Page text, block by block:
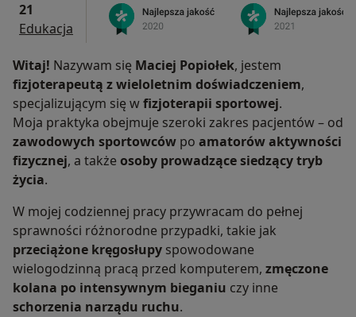
21
Edukacja
Witaj! Nazywam się Maciej Popiołek, jestem
fizjoterapeutą z wieloletnim doświadczeniem,
specjalizującym się wfizjoterapii sportowej.
Moja praktyka obejmuje szeroki zakres pacjentów – od
zawodowych sportowców po amatorów aktywności
fizycznej, a także osoby prowadzące siedzący tryb
życia.
W mojej codziennej pracy przywracam do pełnej
sprawności różnorodne przypadki, takie jak
przeciążone kręgosłupy spowodowane
wielogodzinną pracą przed komputerem, zmęczone
kolana po intensywnym bieganiu czy inne
schorzenia narządu ruchu.